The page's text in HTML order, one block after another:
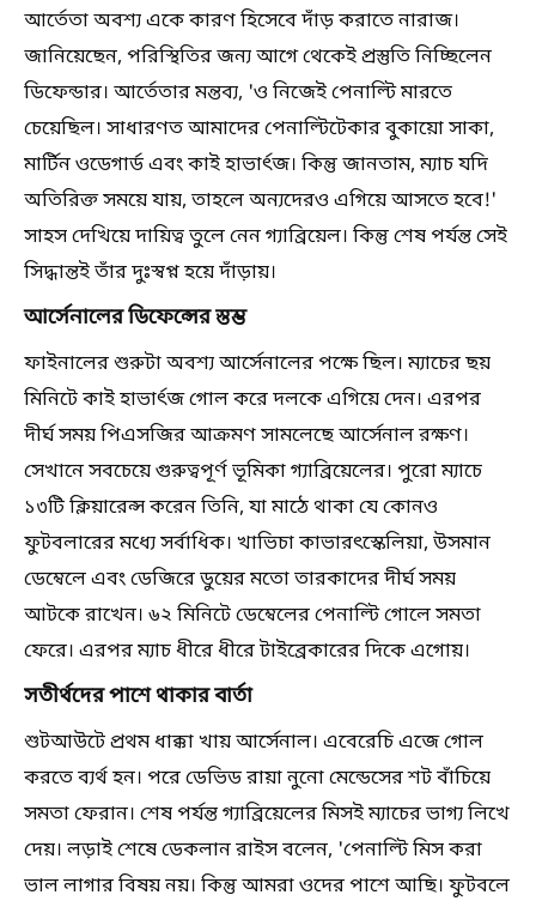
আর্তেতা অবশ্য একে কারণ হিসেবে দাঁড় করাতে নারাজ।
জানিয়েছেন, পরিস্থিতির জন্য আগে থেকেই প্রস্তুতি নিচ্ছিলেন
ডিফেন্ডার। আর্তেতার মন্তব্য, 'ও নিজেই পেনাল্টি মারতে
চেয়েছিল। সাধারণত আমাদের পেনাল্টিটেকার বুকায়ো সাকা,
মার্টিন ওডেগার্ড এবং কাই হাভার্ৎজ। কিন্তু জানতাম, ম্যাচ যদি
অতিরিক্ত সময়ে যায়, তাহলে অন্যদেরও এগিয়ে আসতে হবে!'
সাহস দেখিয়ে দায়িত্ব তুলে নেন গ্যাব্রিয়েল। কিন্তু শেষ পর্যন্ত সেই
সিদ্ধান্তই তাঁর দুঃস্বপ্ন হয়ে দাঁড়ায়।
আর্সেনালের ডিফেন্সের স্তম্ভ
ফাইনালের শুরুটা অবশ্য আর্সেনালের পক্ষে ছিল। ম্যাচের ছয়
মিনিটে কাই হাভার্ৎজ গোল করে দলকে এগিয়ে দেন। এরপর
দীর্ঘ সময় পিএসজির আক্রমণ সামলেছে আর্সেনাল রক্ষণ।
সেখানে সবচেয়ে গুরুত্বপূর্ণ ভূমিকা গ্যাব্রিয়েলের। পুরো ম্যাচে
১৩টি ক্লিয়ারেন্স করেন তিনি, যা মাঠে থাকা যে কোনও
ফুটবলারের মধ্যে সর্বাধিক। খাভিচা কাভারৎস্কেলিয়া, উসমান
ডেম্বেলে এবং ডেজিরে ডুয়ের মতো তারকাদের দীর্ঘ সময়
আটকে রাখেন। ৬২ মিনিটে ডেম্বেলের পেনাল্টি গোলে সমতা
ফেরে। এরপর ম্যাচ ধীরে ধীরে টাইব্রেকারের দিকে এগোয়।
সতীর্থদের পাশে থাকার বার্তা
শুটআউটে প্রথম ধাক্কা খায় আর্সেনাল। এবেরেচি এজে গোল
করতে ব্যর্থ হন। পরে ডেভিড রায়া নুনো মেন্ডেসের শট বাঁচিয়ে
সমতা ফেরান। শেষ পর্যন্ত গ্যাব্রিয়েলের মিসই ম্যাচের ভাগ্য লিখে
দেয়। লড়াই শেষে ডেকলান রাইস বলেন, 'পেনাল্টি মিস করা
ভাল লাগার বিষয় নয়। কিন্তু আমরা ওদের পাশে আছি। ফুটবলে